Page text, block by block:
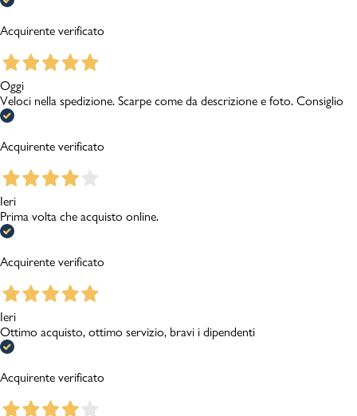
Acquirente verificato
Oggi
Veloci nella spedizione. Scarpe come da descrizione e foto. Consiglio
Acquirente verificato
Ieri
Prima volta che acquisto online.
Acquirente verificato
Ieri
Ottimo acquisto, ottimo servizio, bravi i dipendenti
Acquirente verificato